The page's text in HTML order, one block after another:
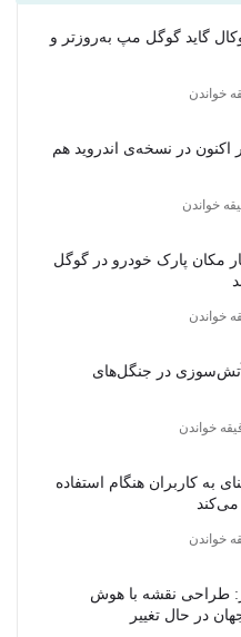
گاید گوگل مپ به‌روزتر و
اکنون در نسخه‌ی اندروید هم
مکان پارک خودرو در گوگل
در جنگل‌های
کاربران هنگام استفاده
طراحی نقشه با هوش
در حال تغییر